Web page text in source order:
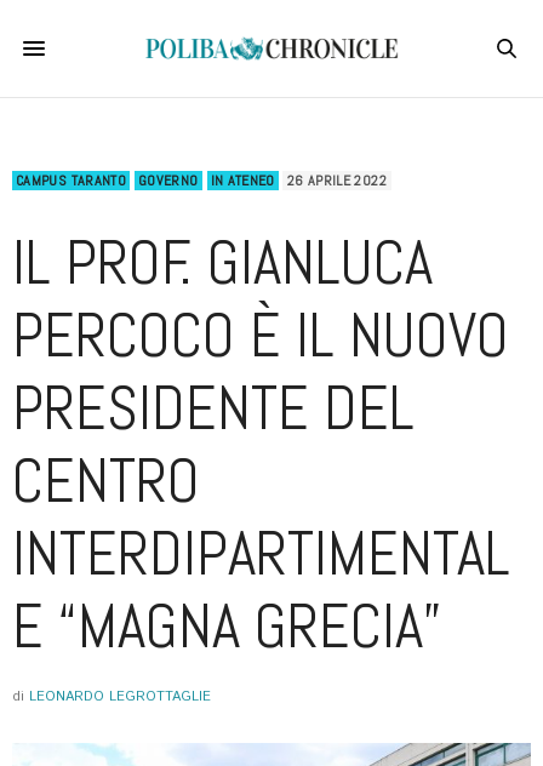
CAMPUS TARANTO GOVERNO IN ATENEO 26 APRILE 2022
IL PROF. GIANLUCA
PERCOCO È IL NUOVO
PRESIDENTE DEL
CENTRO
INTERDIPARTIMENTAL
E “MAGNA GRECIA”
di LEONARDO LEGROTTAGLIE